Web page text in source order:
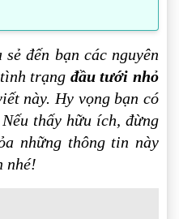
đến bạn các nguyên
trạng đầu tưới nhỏ
này. Hy vọng bạn có
thấy hữu ích, đừng
những thông tin này
nhé!